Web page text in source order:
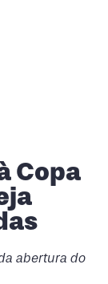
Copa
abertura do